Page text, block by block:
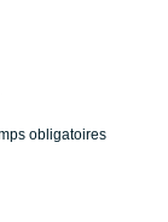
obligatoires